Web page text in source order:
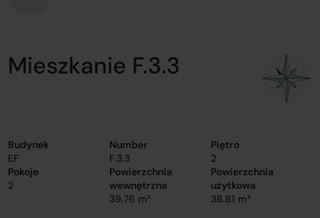
Mieszkanie F.3.3
Budynek
EF
Number
F.3.3
Piętro
2
Pokoje
2
Powierzchnia
wewnętrzna
39.76 m²
Powierzchnia
użytkowa
38.81 m²